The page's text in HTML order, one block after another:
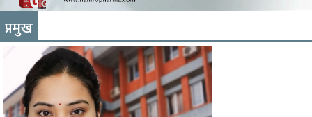
प्रमुख